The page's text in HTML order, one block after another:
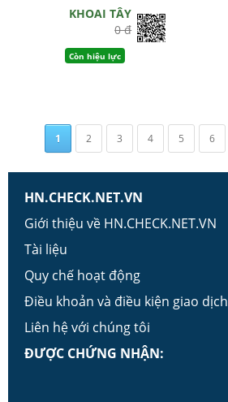
KHOAI TÂY
0 đ
Còn hiệu lực
1 2 3 4 5 6
HN.CHECK.NET.VN
Giới thiệu về HN.CHECK.NET.VN
Tài liệu
Quy chế hoạt động
Điều khoản và điều kiện giao dịch
Liên hệ với chúng tôi
ĐƯỢC CHỨNG NHẬN: